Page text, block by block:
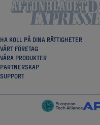
HA KOLL PÅ DINA RÄTTIGHETER
VÅRT FÖRETAG
VÅRA PRODUKTER
PARTNERSKAP
SUPPORT